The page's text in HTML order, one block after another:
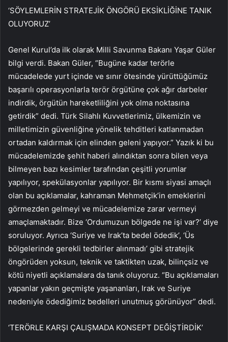
‘SÖYLEMLERİN STRATEJİK ÖNGÖRÜ EKSİKLİĞİNE TANIK
OLUYORUZ’
Genel Kurul’da ilk olarak Milli Savunma Bakanı Yaşar Güler
bilgi verdi. Bakan Güler, “Bugüne kadar terörle
mücadelede yurt içinde ve sınır ötesinde yürüttüğümüz
başarılı operasyonlarla terör örgütüne çok ağır darbeler
indirdik, örgütün hareketliliğini yok olma noktasına
getirdik” dedi. Türk Silahlı Kuvvetlerimiz, ülkemizin ve
milletimizin güvenliğine yönelik tehditleri katlanmadan
ortadan kaldırmak için elinden geleni yapıyor.” Yazık ki bu
mücadelemizde şehit haberi alındıktan sonra bilen veya
bilmeyen bazı kesimler tarafından çeşitli yorumlar
yapılıyor, spekülasyonlar yapılıyor. Bir kısmı siyasi amaçlı
olan bu açıklamalar, kahraman Mehmetçik’in emeklerini
görmezden gelmeyi ve mücadelemize zarar vermeyi
amaçlamaktadır. Bize ‘Ordumuzun bölgede ne işi var?’ diye
soruluyor. Ayrıca ‘Suriye ve Irak’ta bedel ödedik’, ‘Üs
bölgelerinde gerekli tedbirler alınmadı’ gibi stratejik
öngörüden yoksun, teknik ve taktikten uzak, bilinçsiz ve
kötü niyetli açıklamalara da tanık oluyoruz. “Bu açıklamaları
yapanlar yakın geçmişte yaşananları, Irak ve Suriye
nedeniyle ödediğimiz bedelleri unutmuş görünüyor” dedi.
‘TERÖRLE KARŞI ÇALIŞMADA KONSEPT DEĞİŞTİRDİK’